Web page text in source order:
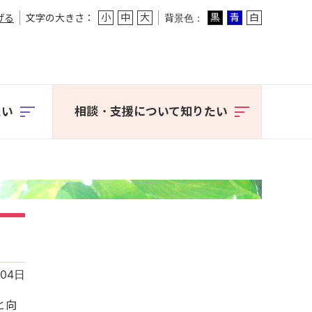
る 文字の大きさ： 小 中 大 背景色： 黒 青 白
相談・支援について知りたい
日
向